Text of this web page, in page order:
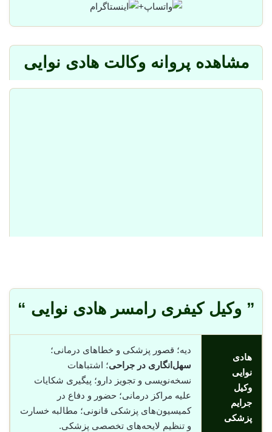
+
مشاهده پروانه وکالت هادی نوایی
” وکیل کیفری رامسر هادی نوایی “
هادی
نوایی
وکیل
جرایم
پزشکی
دیه؛ قصور پزشکی و خطاهای درمانی؛
سهل‌انگاری در جراحی؛ اشتباهات
نسخه‌نویسی و تجویز دارو؛ پیگیری شکایات
علیه مراکز درمانی؛ حضور و دفاع در
کمیسیون‌های پزشکی قانونی؛ مطالبه خسارت
و تنظیم لایحه‌های تخصصی پزشکی.